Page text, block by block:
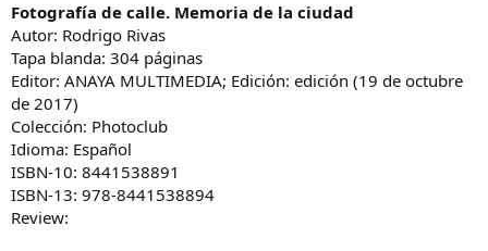
Fotografía de calle. Memoria de la ciudad
Autor: Rodrigo Rivas
Tapa blanda: 304 páginas
Editor: ANAYA MULTIMEDIA; Edición: edición (19 de octubre
de 2017)
Colección: Photoclub
Idioma: Español
ISBN-10: 8441538891
ISBN-13: 978-8441538894
Review: